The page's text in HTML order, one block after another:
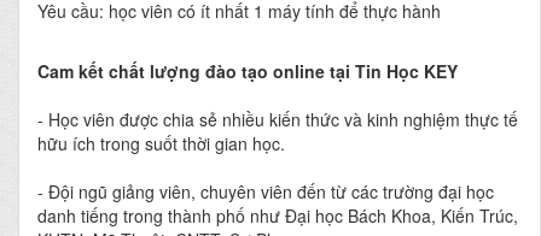
Yêu cầu: học viên có ít nhất 1 máy tính để thực hành
Cam kết chất lượng đào tạo online tại Tin Học KEY
- Học viên được chia sẻ nhiều kiến thức và kinh nghiệm thực tế
hữu ích trong suốt thời gian học.
- Đội ngũ giảng viên, chuyên viên đến từ các trường đại học
danh tiếng trong thành phố như Đại học Bách Khoa, Kiến Trúc,